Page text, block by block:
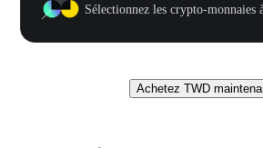
Sélectionnez les crypto-monnaies
Achetez TWD